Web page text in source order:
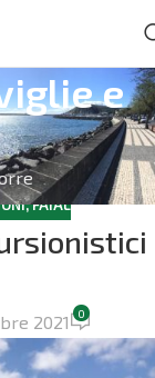
e
,FAIAL
2021 0